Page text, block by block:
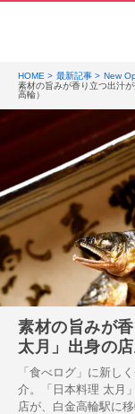
HOME 最新記事
New
素材の旨みが香り立つ出汁
高輪）
素材の旨みが
太月」出身の
「食べログ」に新し
介。「日本料理 太月
店が、白金高輪駅に